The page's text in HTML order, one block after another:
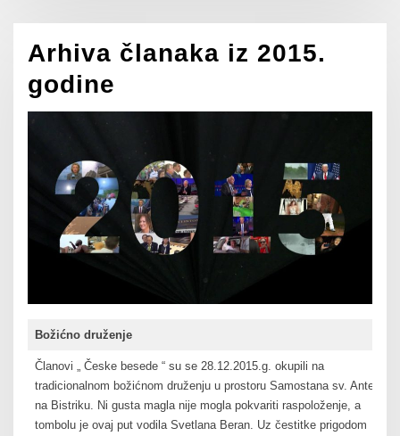
Arhiva članaka iz 2015.
godine
Božićno druženje
Članovi „ Česke besede “ su se 28.12.2015.g. okupili na
tradicionalnom božićnom druženju u prostoru Samostana sv. Ante
na Bistriku. Ni gusta magla nije mogla pokvariti raspoloženje, a
tombolu je ovaj put vodila Svetlana Beran. Uz čestitke prigodom